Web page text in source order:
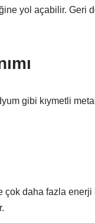
yol açabilir. Geri
gibi kıymetli
çok daha fazla